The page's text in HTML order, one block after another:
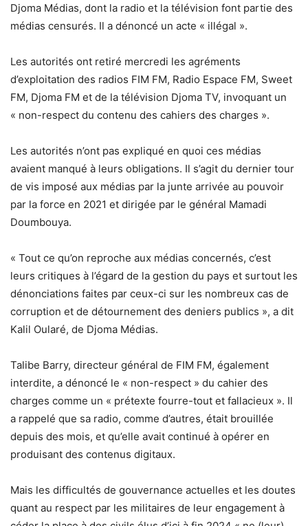
Djoma Médias, dont la radio et la télévision font partie des
médias censurés. Il a dénoncé un acte « illégal ».
Les autorités ont retiré mercredi les agréments
d’exploitation des radios FIM FM, Radio Espace FM, Sweet
FM, Djoma FM et de la télévision Djoma TV, invoquant un
« non-respect du contenu des cahiers des charges ».
Les autorités n’ont pas expliqué en quoi ces médias
avaient manqué à leurs obligations. Il s’agit du dernier tour
de vis imposé aux médias par la junte arrivée au pouvoir
par la force en 2021 et dirigée par le général Mamadi
Doumbouya.
« Tout ce qu’on reproche aux médias concernés, c’est
leurs critiques à l’égard de la gestion du pays et surtout les
dénonciations faites par ceux-ci sur les nombreux cas de
corruption et de détournement des deniers publics », a dit
Kalil Oularé, de Djoma Médias.
Talibe Barry, directeur général de FIM FM, également
interdite, a dénoncé le « non-respect » du cahier des
charges comme un « prétexte fourre-tout et fallacieux ». Il
a rappelé que sa radio, comme d’autres, était brouillée
depuis des mois, et qu’elle avait continué à opérer en
produisant des contenus digitaux.
Mais les difficultés de gouvernance actuelles et les doutes
quant au respect par les militaires de leur engagement à